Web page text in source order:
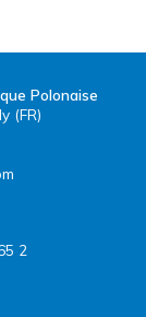
Polonaise
(FR)
2